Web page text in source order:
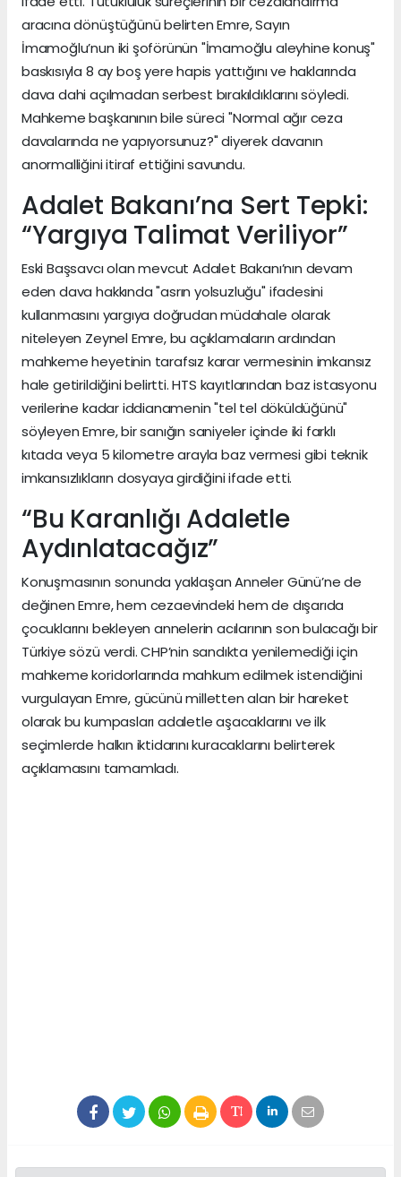
aracına dönüştüğünü belirten Emre, Sayın
İmamoğlu’nun iki şoförünün "İmamoğlu aleyhine konuş"
baskısıyla 8 ay boş yere hapis yattığını ve haklarında
dava dahi açılmadan serbest bırakıldıklarını söyledi.
Mahkeme başkanının bile süreci "Normal ağır ceza
davalarında ne yapıyorsunuz?" diyerek davanın
anormalliğini itiraf ettiğini savundu.
Adalet Bakanı’na Sert Tepki:
“Yargıya Talimat Veriliyor”
Eski Başsavcı olan mevcut Adalet Bakanı’nın devam
eden dava hakkında "asrın yolsuzluğu" ifadesini
kullanmasını yargıya doğrudan müdahale olarak
niteleyen Zeynel Emre, bu açıklamaların ardından
mahkeme heyetinin tarafsız karar vermesinin imkansız
hale getirildiğini belirtti. HTS kayıtlarından baz istasyonu
verilerine kadar iddianamenin "tel tel döküldüğünü"
söyleyen Emre, bir sanığın saniyeler içinde iki farklı
kıtada veya 5 kilometre arayla baz vermesi gibi teknik
imkansızlıkların dosyaya girdiğini ifade etti.
“Bu Karanlığı Adaletle
Aydınlatacağız”
Konuşmasının sonunda yaklaşan Anneler Günü’ne de
değinen Emre, hem cezaevindeki hem de dışarıda
çocuklarını bekleyen annelerin acılarının son bulacağı bir
Türkiye sözü verdi. CHP’nin sandıkta yenilemediği için
mahkeme koridorlarında mahkum edilmek istendiğini
vurgulayan Emre, gücünü milletten alan bir hareket
olarak bu kumpasları adaletle aşacaklarını ve ilk
seçimlerde halkın iktidarını kuracaklarını belirterek
açıklamasını tamamladı.